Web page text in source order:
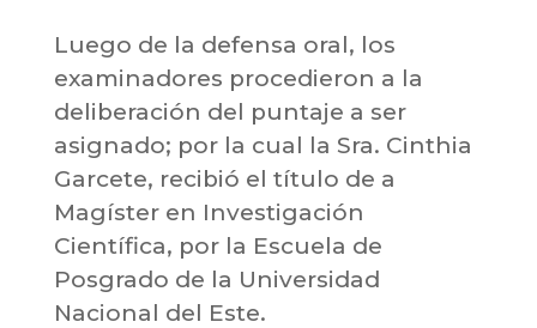
Luego de la defensa oral, los
examinadores procedieron a la
deliberación del puntaje a ser
asignado; por la cual la Sra. Cinthia
Garcete, recibió el título de a
Magíster en Investigación
Científica, por la Escuela de
Posgrado de la Universidad
Nacional del Este.